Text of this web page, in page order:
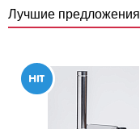
Лучшие предложения